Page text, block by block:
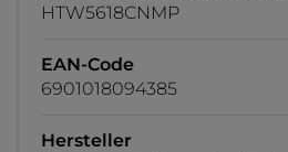
HTW5618CNMP
EAN-Code
6901018094385
Hersteller